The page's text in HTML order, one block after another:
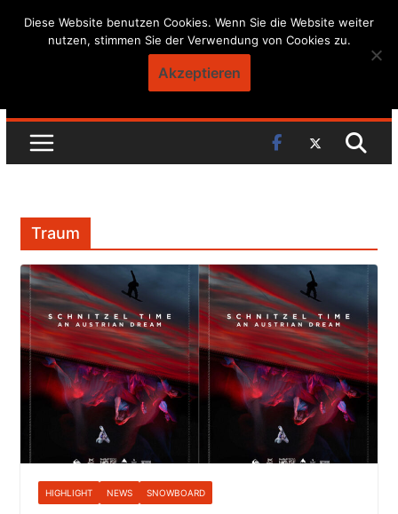
Skip
Traum
HIGHLIGHT NEWS SNOWBOARD
Diese Website benutzen Cookies. Wenn Sie die Website weiter
nutzen, stimmen Sie der Verwendung von Cookies zu.
Akzeptieren